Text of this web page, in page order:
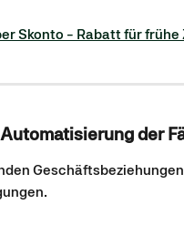
Skonto - Rabatt für frühe
der